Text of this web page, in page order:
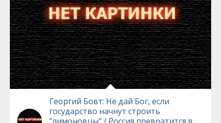
Георгий Бовт: Не дай Бог, если
государство начнут строить